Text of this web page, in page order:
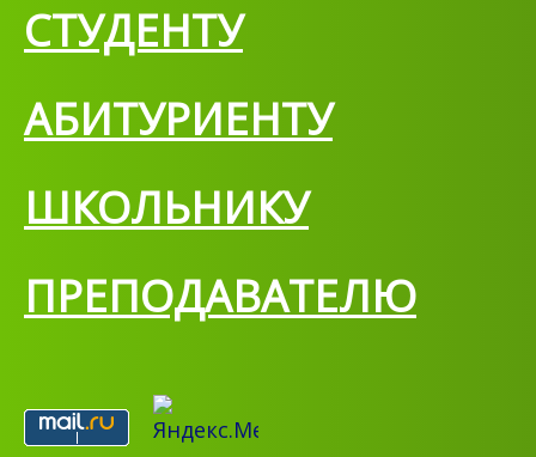
СТУДЕНТУ
АБИТУРИЕНТУ
ШКОЛЬНИКУ
ПРЕПОДАВАТЕЛЮ